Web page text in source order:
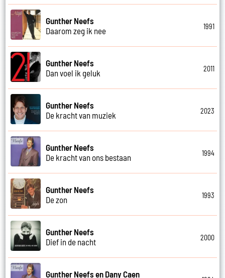
Gunther Neefs
Daarom zeg ik nee
1991
Gunther Neefs
Dan voel ik geluk
2011
Gunther Neefs
De kracht van muziek
2023
Gunther Neefs
De kracht van ons bestaan
1994
Gunther Neefs
De zon
1993
Gunther Neefs
Dief in de nacht
2000
Gunther Neefs en Dany Caen